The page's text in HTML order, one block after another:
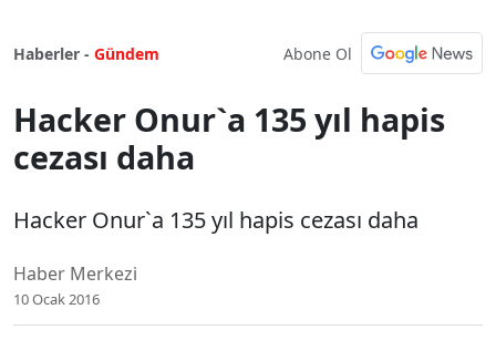
Haberler - Gündem Abone Ol
Hacker Onur`a 135 yıl hapis
cezası daha
Hacker Onur`a 135 yıl hapis cezası daha
Haber Merkezi
10 Ocak 2016